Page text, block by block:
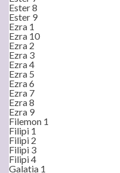
Ester 8
Ester 9
Ezra 1
Ezra 10
Ezra 2
Ezra 3
Ezra 4
Ezra 5
Ezra 6
Ezra 7
Ezra 8
Ezra 9
Filemon 1
Filipi 1
Filipi 2
Filipi 3
Filipi 4
Galatia 1